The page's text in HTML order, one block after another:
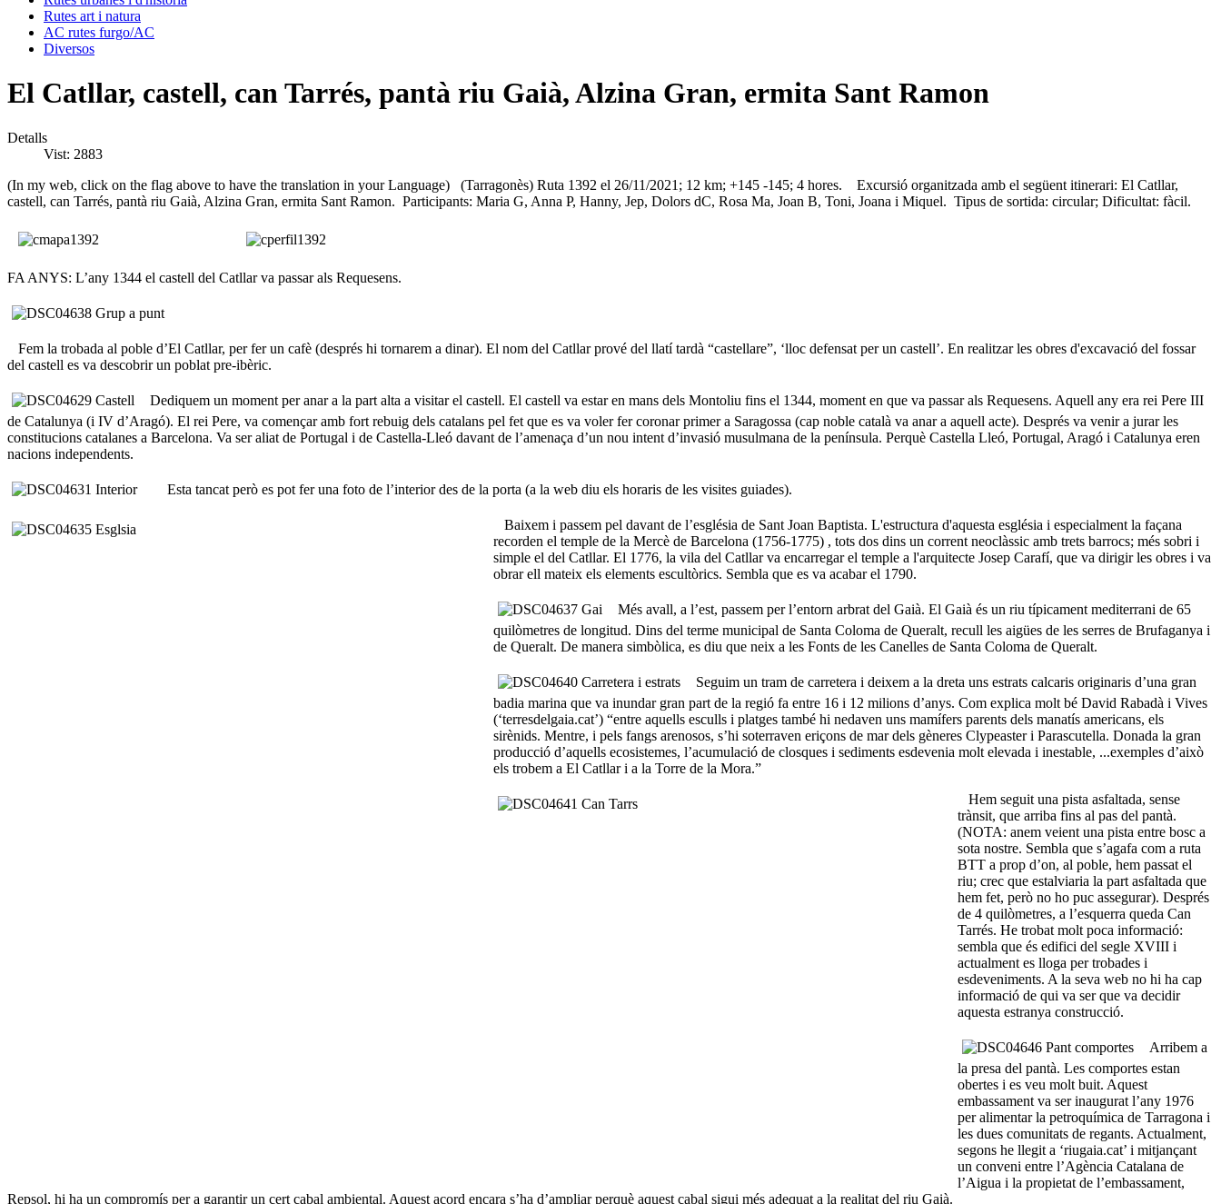
Rutes art i natura
AC rutes furgo/AC
Diversos
El Catllar, castell, can Tarrés, pantà riu Gaià, Alzina Gran, ermita Sant Ramon
Detalls
Vist: 2883
(In my web, click on the flag above to have the translation in your Language) (Tarragonès) Ruta 1392 el 26/11/2021; 12 km; +145 -145; 4 hores. Excursió organitzada amb el següent itinerari: El Catllar,
castell, can Tarrés, pantà riu Gaià, Alzina Gran, ermita Sant Ramon. Participants: Maria G, Anna P, Hanny, Jep, Dolors dC, Rosa Ma, Joan B, Toni, Joana i Miquel. Tipus de sortida: circular; Dificultat: fàcil.
FA ANYS: L’any 1344 el castell del Catllar va passar als Requesens.
Fem la trobada al poble d’El Catllar, per fer un cafè (després hi tornarem a dinar). El nom del Catllar prové del llatí tardà “castellare”, ‘lloc defensat per un castell’. En realitzar les obres d'excavació del fossar
del castell es va descobrir un poblat pre-ibèric.
Dediquem un moment per anar a la part alta a visitar el castell. El castell va estar en mans dels Montoliu fins el 1344, moment en que va passar als Requesens. Aquell any era rei Pere III
de Catalunya (i IV d’Aragó). El rei Pere, va començar amb fort rebuig dels catalans pel fet que es va voler fer coronar primer a Saragossa (cap noble català va anar a aquell acte). Després va venir a jurar les
constitucions catalanes a Barcelona. Va ser aliat de Portugal i de Castella-Lleó davant de l’amenaça d’un nou intent d’invasió musulmana de la península. Perquè Castella Lleó, Portugal, Aragó i Catalunya eren
nacions independents.
Esta tancat però es pot fer una foto de l’interior des de la porta (a la web diu els horaris de les visites guiades).
Baixem i passem pel davant de l’església de Sant Joan Baptista. L'estructura d'aquesta església i especialment la façana
recorden el temple de la Mercè de Barcelona (1756-1775) , tots dos dins un corrent neoclàssic amb trets barrocs; més sobri i
simple el del Catllar. El 1776, la vila del Catllar va encarregar el temple a l'arquitecte Josep Carafí, que va dirigir les obres i va
obrar ell mateix els elements escultòrics. Sembla que es va acabar el 1790.
Més avall, a l’est, passem per l’entorn arbrat del Gaià. El Gaià és un riu típicament mediterrani de 65
quilòmetres de longitud. Dins del terme municipal de Santa Coloma de Queralt, recull les aigües de les serres de Brufaganya i
de Queralt. De manera simbòlica, es diu que neix a les Fonts de les Canelles de Santa Coloma de Queralt.
Seguim un tram de carretera i deixem a la dreta uns estrats calcaris originaris d’una gran
badia marina que va inundar gran part de la regió fa entre 16 i 12 milions d’anys. Com explica molt bé David Rabadà i Vives
(‘terresdelgaia.cat’) “entre aquells esculls i platges també hi nedaven uns mamífers parents dels manatís americans, els
sirènids. Mentre, i pels fangs arenosos, s’hi soterraven eriçons de mar dels gèneres Clypeaster i Parascutella. Donada la gran
producció d’aquells ecosistemes, l’acumulació de closques i sediments esdevenia molt elevada i inestable, ...exemples d’això
els trobem a El Catllar i a la Torre de la Mora.”
Hem seguit una pista asfaltada, sense
trànsit, que arriba fins al pas del pantà.
(NOTA: anem veient una pista entre bosc a
sota nostre. Sembla que s’agafa com a ruta
BTT a prop d’on, al poble, hem passat el
riu; crec que estalviaria la part asfaltada que
hem fet, però no ho puc assegurar). Després
de 4 quilòmetres, a l’esquerra queda Can
Tarrés. He trobat molt poca informació:
sembla que és edifici del segle XVIII i
actualment es lloga per trobades i
esdeveniments. A la seva web no hi ha cap
informació de qui va ser que va decidir
aquesta estranya construcció.
Arribem a
la presa del pantà. Les comportes estan
obertes i es veu molt buit. Aquest
embassament va ser inaugurat l’any 1976
per alimentar la petroquímica de Tarragona i
les dues comunitats de regants. Actualment,
segons he llegit a ‘riugaia.cat’ i mitjançant
un conveni entre l’Agència Catalana de
l’Aigua i la propietat de l’embassament,
Repsol, hi ha un compromís per a garantir un cert cabal ambiental. Aquest acord encara s’ha d’ampliar perquè aquest cabal sigui més adequat a la realitat del riu Gaià.